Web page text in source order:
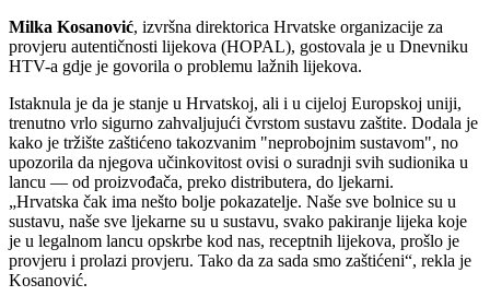
Milka Kosanović, izvršna direktorica Hrvatske organizacije za
provjeru autentičnosti lijekova (HOPAL), gostovala je u Dnevniku
HTV-a gdje je govorila o problemu lažnih lijekova.
Istaknula je da je stanje u Hrvatskoj, ali i u cijeloj Europskoj uniji,
trenutno vrlo sigurno zahvaljujući čvrstom sustavu zaštite. Dodala je
kako je tržište zaštićeno takozvanim "neprobojnim sustavom", no
upozorila da njegova učinkovitost ovisi o suradnji svih sudionika u
lancu — od proizvođača, preko distributera, do ljekarni.
Hrvatska čak ima nešto bolje pokazatelje. Naše sve bolnice su u
sustavu, naše sve ljekarne su u sustavu, svako pakiranje lijeka koje
je u legalnom lancu opskrbe kod nas, receptnih lijekova, prošlo je
provjeru i prolazi provjeru. Tako da za sada smo zaštićeni , rekla je
Kosanović.